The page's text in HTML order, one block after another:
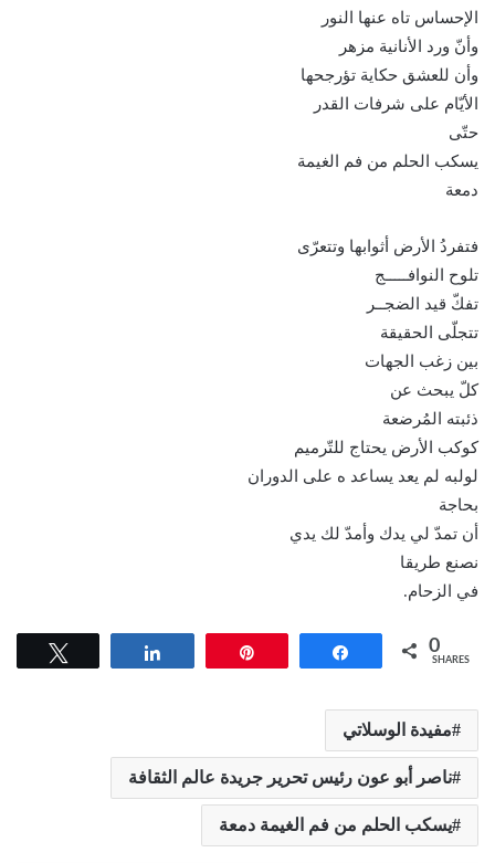
الإحساس تاه عنها النور
وأنّ ورد الأنانية مزهر
وأن للعشق حكاية تؤرجحها
الأيّام على شرفات القدر
حتّى
يسكب الحلم من فم الغيمة
دمعة
فتفردُ الأرض أثوابها وتتعرّى
تلوح النوافـــــج
تفكّ قيد الضجــر
تتجلّى الحقيقة
بين زغب الجهات
كلّ يبحث عن
ذئبته المُرضعة
كوكب الأرض يحتاج للتّرميم
لولبه لم يعد يساعد ه على الدوران
بحاجة
أن تمدّ لي يدك وأمدّ لك يدي
نصنع طريقا
في الزحام.
Share 0
SHARES
مفيدة الوسلاتي
ناصر أبو عون رئيس تحرير جريدة عالم الثقافة
يسكب الحلم من فم الغيمة دمعة